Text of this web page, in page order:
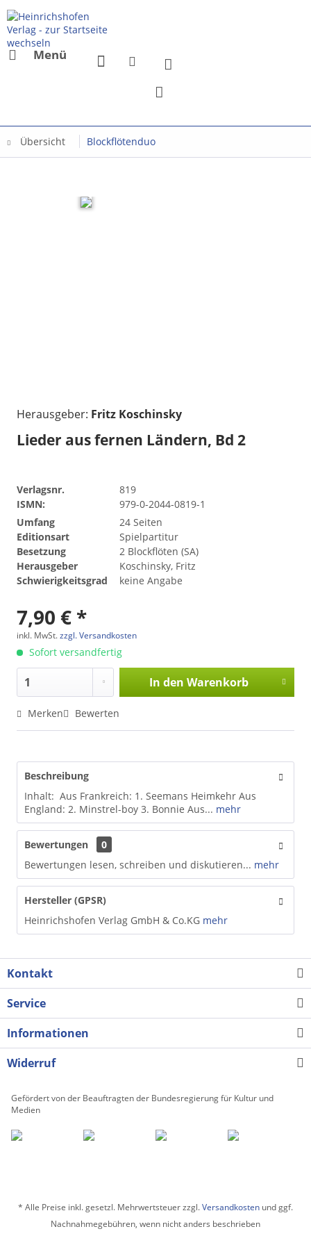
Menü
Übersicht Blockflötenduo
Herausgeber: Fritz Koschinsky
Lieder aus fernen Ländern, Bd 2
Verlagsnr.
819
ISMN:
979-0-2044-0819-1
Umfang
24 Seiten
Editionsart
Spielpartitur
Besetzung
2 Blockflöten (SA)
Herausgeber
Koschinsky, Fritz
Schwierigkeitsgrad
keine Angabe
7,90 € *
inkl. MwSt.zzgl. Versandkosten
Sofort versandfertig
In den Warenkorb
Merken Bewerten
Beschreibung
Inhalt: Aus Frankreich: 1. Seemans Heimkehr Aus
England: 2. Minstrel-boy 3. Bonnie Aus... mehr
Bewertungen
0
Bewertungen lesen, schreiben und diskutieren... mehr
Hersteller (GPSR)
Heinrichshofen Verlag GmbH & Co.KG mehr
Kontakt
Service
Informationen
Widerruf
Gefördert von der Beauftragten der Bundesregierung für Kultur und
Medien
* Alle Preise inkl. gesetzl. Mehrwertsteuer zzgl.Versandkosten und ggf.
Nachnahmegebühren, wenn nicht anders beschrieben